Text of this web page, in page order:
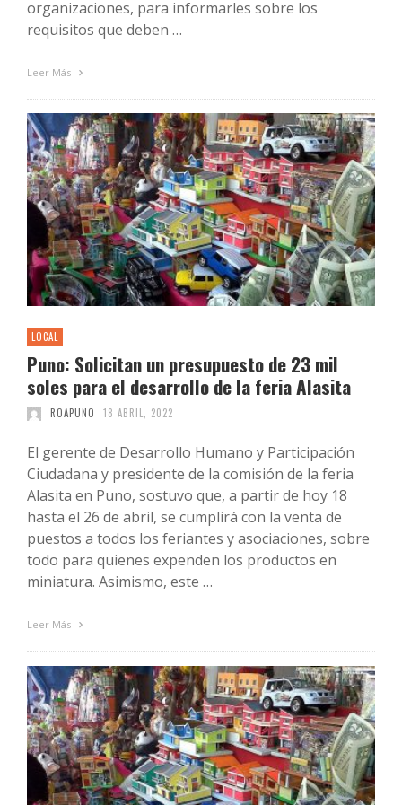
organizaciones, para informarles sobre los
requisitos que deben …
Leer Más
LOCAL
Puno: Solicitan un presupuesto de 23 mil
soles para el desarrollo de la feria Alasita
ROAPUNO 18 ABRIL, 2022
El gerente de Desarrollo Humano y Participación
Ciudadana y presidente de la comisión de la feria
Alasita en Puno, sostuvo que, a partir de hoy 18
hasta el 26 de abril, se cumplirá con la venta de
puestos a todos los feriantes y asociaciones, sobre
todo para quienes expenden los productos en
miniatura. Asimismo, este …
Leer Más